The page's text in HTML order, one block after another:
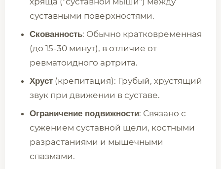
суставными поверхностями.
Скованность: Обычно кратковременная
(до 15-30 минут), в отличие от
ревматоидного артрита.
Хруст (крепитация): Грубый, хрустящий
звук при движении в суставе.
Ограничение подвижности: Связано с
сужением суставной щели, костными
разрастаниями и мышечными
спазмами.